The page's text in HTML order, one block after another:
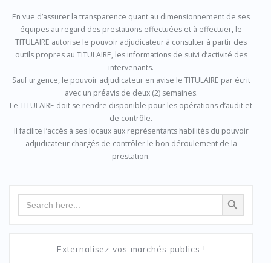
En vue d’assurer la transparence quant au dimensionnement de ses
équipes au regard des prestations effectuées et à effectuer, le
TITULAIRE autorise le pouvoir adjudicateur à consulter à partir des
outils propres au TITULAIRE, les informations de suivi d’activité des
intervenants.
Sauf urgence, le pouvoir adjudicateur en avise le TITULAIRE par écrit
avec un préavis de deux (2) semaines.
Le TITULAIRE doit se rendre disponible pour les opérations d’audit et
de contrôle.
Il facilite l’accès à ses locaux aux représentants habilités du pouvoir
adjudicateur chargés de contrôler le bon déroulement de la
prestation.
Search Search Button
Externalisez vos marchés publics !